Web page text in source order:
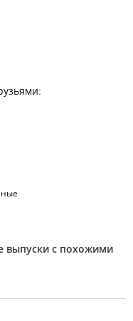
выпуски с похожими